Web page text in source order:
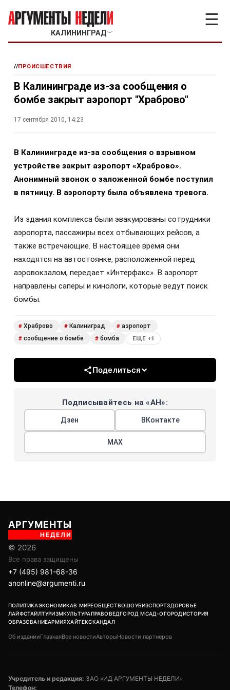
КАЛИНИНГРАД﹀
☰
//ПРОИСШЕСТВИЯ
В Калининграде из-за сообщения о
бомбе закрыт аэропорт "Храброво"
17 сентября 2010, 14:23
В Калининграде из-за сообщения о взрывном
устройстве закрыт аэропорт «Храброво».
Анонимный звонок о заложенной бомбе поступил
в пятницу. В аэропорту была объявлена тревога.
Из здания комплекса были эвакуированы сотрудники
аэропорта, пассажиры всех отбывающих рейсов, а
также встречающие. В настоящее время они
находятся на автостоянке, расположенной перед
аэровокзалом, передает «Интерфакс». В аэропорт
направлены саперы и кинологи, которые ведут поиск
бомбы.
# Храброво # Калиниград # аэропорт
# сообщение о бомбе # бомба ЕЩЕ +1
Поделиться
Подписывайтесь на «АН»:
Дзен ВКонтакте
МАХ
АРГУМЕНТЫ
НЕДЕЛИ
© 2026
Все права защищены
+7 (495) 981-68-36
anonline@argumenti.ru
ПОЛИТИКАЭКОНОМИКАВ МИРЕОБЩЕСТВОШОУБИЗСПОРТЗДОРОВЬЕ
ЛАЙФСТАЙЛТУРИЗМКУЛЬТУРАПРАВОВЕДГОРОД МСАД-ОГОРОДИСТОРИЯ
ОБРАЗОВАНИЕАРМИЯХАЙТЕКСКАНДАЛ
Об изданииГлавнаяВсе новостиАвторыНовости партнеров
Учредитель и редакция: ЗАО «ИД АРГУМЕНТЫ НЕДЕЛИ»
Телефон: